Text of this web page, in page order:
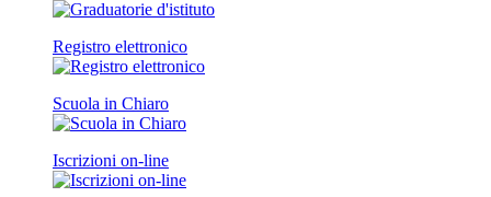
Registro elettronico
Scuola in Chiaro
Iscrizioni on-line